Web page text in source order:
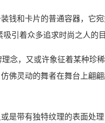
和卡片的普通容器，它
引着众多追求时尚之人的目
念，又或许象征着某种
灵动的舞者在舞台上翩
带有独特纹理的表面处